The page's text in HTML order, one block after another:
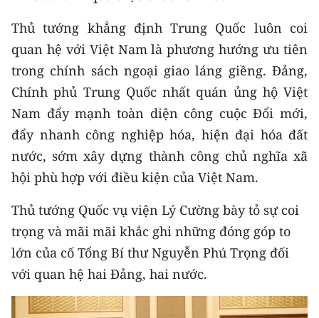
RADIO
MEDIA CENTER
E-Magazine
Video
Media Chính trị
Media Kinh tế
Media Văn hóa
Media Pháp luật
Thủ tướng khẳng định Trung Quốc luôn coi
quan hệ với Việt Nam là phương hướng ưu tiên
trong chính sách ngoại giao láng giềng. Đảng,
Chính phủ Trung Quốc nhất quán ủng hộ Việt
Nam đẩy mạnh toàn diện công cuộc Đổi mới,
đẩy nhanh công nghiệp hóa, hiện đại hóa đất
nước, sớm xây dựng thành công chủ nghĩa xã
hội phù hợp với điều kiện của Việt Nam.
Thủ tướng Quốc vụ viện Lý Cường bày tỏ sự coi
trọng và mãi mãi khắc ghi những đóng góp to
lớn của cố Tổng Bí thư Nguyễn Phú Trọng đối
với quan hệ hai Đảng, hai nước.